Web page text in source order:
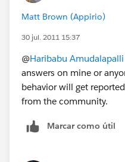
Matt Brown (Appirio)
30 jul. 2011 15:37
@Haribabu Amudalapalli
answers on mine or
behavior will get
from the community.
Marcar como útil